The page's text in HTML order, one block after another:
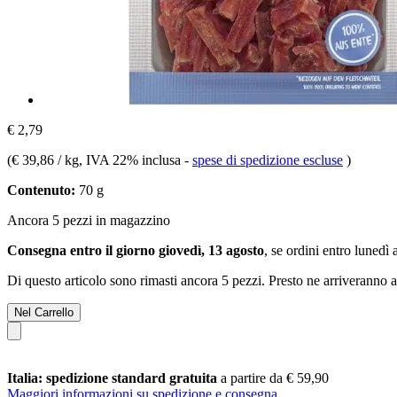
€ 2,79
(€ 39,86 / kg, IVA 22% inclusa - spese di spedizione escluse )
Contenuto: 70 g
Ancora 5 pezzi in magazzino
Consegna entro il giorno giovedì, 13 agosto, se ordini entro lunedì
Di questo articolo sono rimasti ancora 5 pezzi. Presto ne
Nel Carrello
Italia: spedizione standard gratuita a partire da € 59,90
Maggiori informazioni su spedizione e consegna